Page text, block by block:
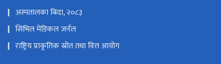
अस्पतालका बिदा, २०८३
सिभिल मेडिकल जर्नल
राष्ट्रिय प्राकृतिक स्रोत तथा वित्त आयोग